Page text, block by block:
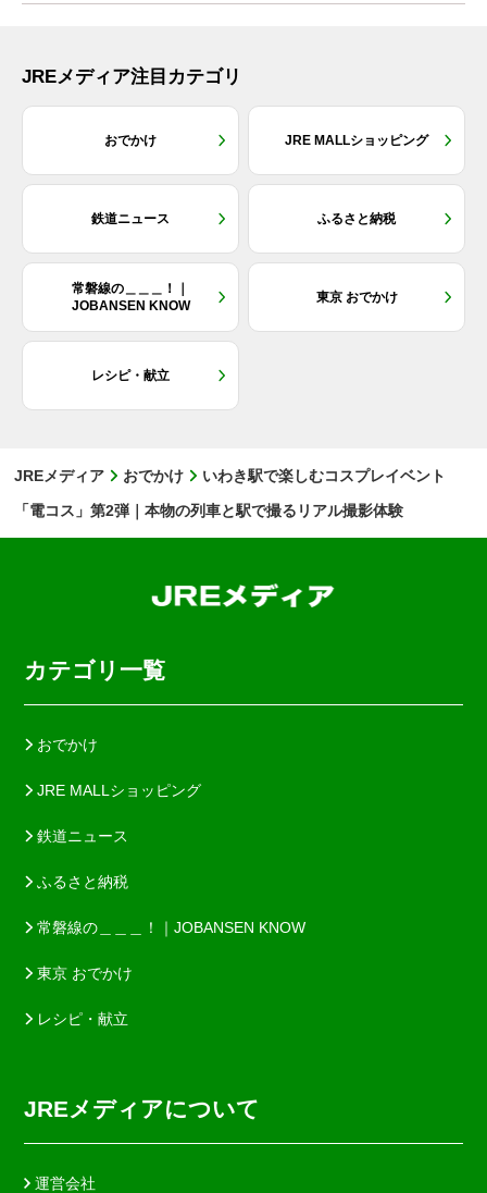
JREメディア注目カテゴリ
おでかけ JRE MALLショッピング
鉄道ニュース ふるさと納税
常磐線の＿＿＿！｜
JOBANSEN KNOW
東京 おでかけ
レシピ・献立
JREメディア おでかけ
いわき駅で楽しむコスプレイベント
「電コス」第2弾｜本物の列車と駅で撮るリアル撮影体験
カテゴリ一覧
おでかけ
JRE MALLショッピング
鉄道ニュース
ふるさと納税
常磐線の＿＿＿！｜JOBANSEN KNOW
東京 おでかけ
レシピ・献立
JREメディアについて
運営会社